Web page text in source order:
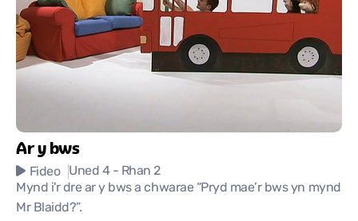
Ar y bws
Fideo Uned 4 - Rhan 2
Mynd i'r dre ar y bws a chwarae “Pryd mae’r bws yn mynd
Mr Blaidd?”.